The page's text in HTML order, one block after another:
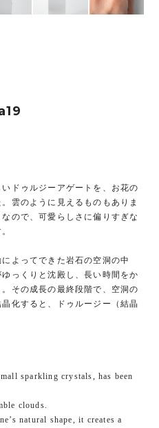
ドゥルジーアゲートを、お花の
雲のように見えるものもありま
ので、可愛らしさに偏りすぎな
よってできた岩石の空洞の中
っくりと沈殿し、長い時間をか
その成長の最終段階で、空洞の
化すると、ドゥルージー（結晶
sparkling crystals, has been
clouds.
natural shape, it creates a